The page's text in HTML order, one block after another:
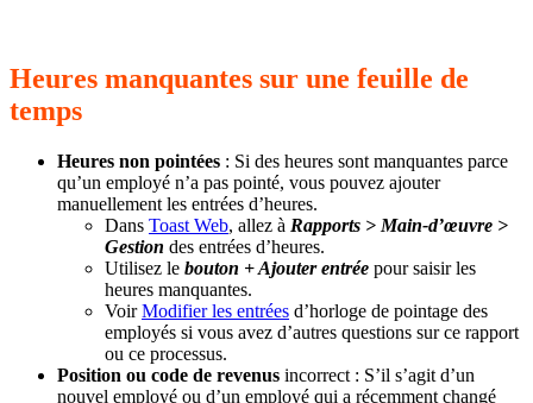
Heures manquantes sur une feuille de
temps
Heures non pointées : Si des heures sont manquantes parce
qu’un employé n’a pas pointé, vous pouvez ajouter
manuellement les entrées d’heures.
Dans Toast Web, allez à Rapports > Main-d’œuvre >
Gestion des entrées d’heures.
Utilisez le bouton + Ajouter entrée pour saisir les
heures manquantes.
VoirModifier les entrées d’horloge de pointage des
employés si vous avez d’autres questions sur ce rapport
ou ce processus.
Position ou code de revenus incorrect : S’il s’agit d’un
nouvel employé ou d’un employé qui a récemment changé